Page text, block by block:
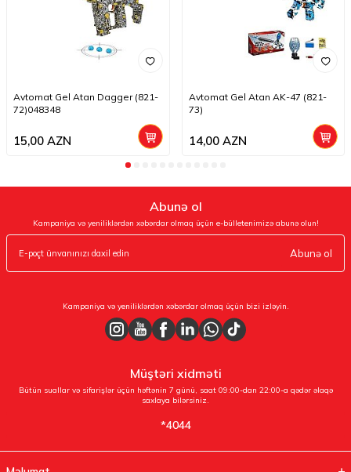
Avtomat Gel Atan Dagger (821-
72)048348
15,00 AZN
Avtomat Gel Atan AK-47 (821-
73)
14,00AZN
Abunə ol
Kampaniya və yeniliklərdən xəbərdar olmaq üçün e-bülletenimizə abunə olun!
Abunə ol
Kampaniya və yeniliklərdən xəbərdar olmaq üçün bizi izləyin.
Müştəri xidməti
Bütün suallar və sifarişlər üçün həftənin 7 günü, saat 09:00-dan 22:00-a qədər əlaqə
saxlaya bilərsiniz.
*4044